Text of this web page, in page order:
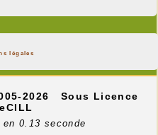
légales
2026
Sous Licence
0.13 seconde